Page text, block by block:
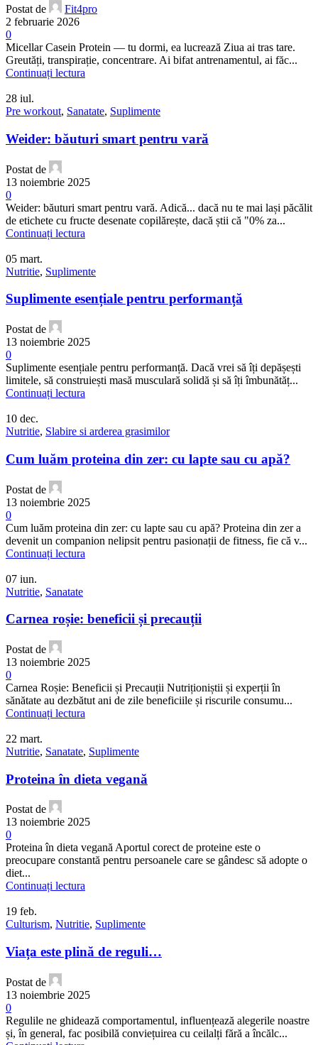
Postat de
Fit4pro
2 februarie 2026
0
Micellar Casein Protein — tu dormi, ea lucrează Ziua ai tras tare.
Greutăți, transpirație, concentrare. Ai bifat antrenamentul, ai făc...
Continuați lectura
28 iul.
Pre workout, Sanatate, Suplimente
Weider: băuturi smart pentru vară
Postat de
13 noiembrie 2025
0
Weider: băuturi smart pentru vară. Adică... dacă nu te mai lași păcălit
de etichete cu fructe desenate copilărește, dacă știi că "0% za...
Continuați lectura
05 mart.
Nutritie, Suplimente
Suplimente esențiale pentru performanță
Postat de
13 noiembrie 2025
0
Suplimente esențiale pentru performanță. Dacă vrei să îți depășești
limitele, să construiești masă musculară solidă și să îți îmbunătăț...
Continuați lectura
10 dec.
Nutritie, Slabire si arderea grasimilor
Cum luăm proteina din zer: cu lapte sau cu apă?
Postat de
13 noiembrie 2025
0
Cum luăm proteina din zer: cu lapte sau cu apă? Proteina din zer a
devenit un companion nelipsit pentru pasionații de fitness, fie că v...
Continuați lectura
07 iun.
Nutritie, Sanatate
Carnea roșie: beneficii și precauții
Postat de
13 noiembrie 2025
0
Carnea Roșie: Beneficii și Precauții Nutriționiștii și experții în
sănătate au dezbătut ani de zile beneficiile și riscurile consumu...
Continuați lectura
22 mart.
Nutritie, Sanatate, Suplimente
Proteina ​​în dieta vegană
Postat de
13 noiembrie 2025
0
Proteina ​​în dieta vegană Aportul corect de proteine este o
preocupare constantă pentru persoanele care se gândesc să adopte o
diet...
Continuați lectura
19 feb.
Culturism, Nutritie, Suplimente
Viața este plină de reguli…
Postat de
13 noiembrie 2025
0
Regulile ne ghidează comportamentul, influențează alegerile noastre
și, în general, fac posibilă conviețuirea cu ceilalți fără a încălc...